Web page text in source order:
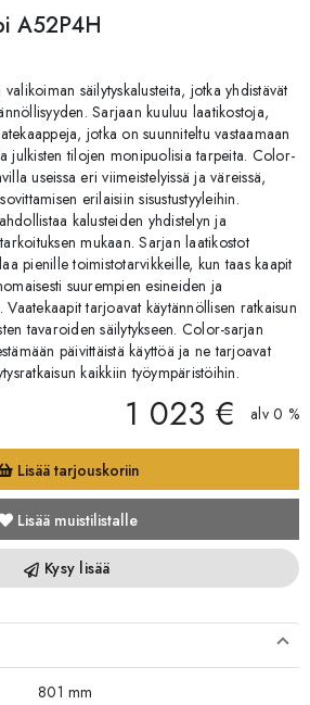
A52P4H
säilytyskalusteita, jotka yhdistävät
Sarjaan kuuluu laatikostoja,
jotka on suunniteltu vastaamaan
julkisten tilojen monipuolisia tarpeita. Color-
useissa eri viimeistelyissä ja väreissä,
erilaisiin sisustustyyleihin.
kalusteiden yhdistelyn ja
mukaan. Sarjan laatikostot
pienille toimistotarvikkeille, kun taas kaapit
suurempien esineiden ja
Vaatekaapit tarjoavat käytännöllisen ratkaisun
tavaroiden säilytykseen. Color-sarjan
päivittäistä käyttöä ja ne tarjoavat
kaikkiin työympäristöihin.
1 023 € alv 0 %
Lisää tarjouskoriin
Lisää muistilistalle
Kysy lisää
801 mm